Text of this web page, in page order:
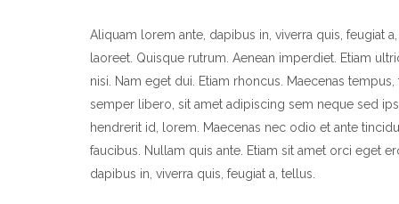
Aliquam lorem ante, dapibus in, viverra quis, feugiat
laoreet. Quisque rutrum. Aenean imperdiet. Etiam
nisi. Nam eget dui. Etiam rhoncus. Maecenas
semper libero, sit amet adipiscing sem neque sed
hendrerit id, lorem. Maecenas nec odio et ante
faucibus. Nullam quis ante. Etiam sit amet orci eget
dapibus in, viverra quis, feugiat a, tellus.